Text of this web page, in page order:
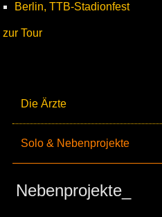
Die Ärzte
Solo & Nebenprojekte
Nebenprojekte_
Berlin, TTB-Stadionfest
zur Tour